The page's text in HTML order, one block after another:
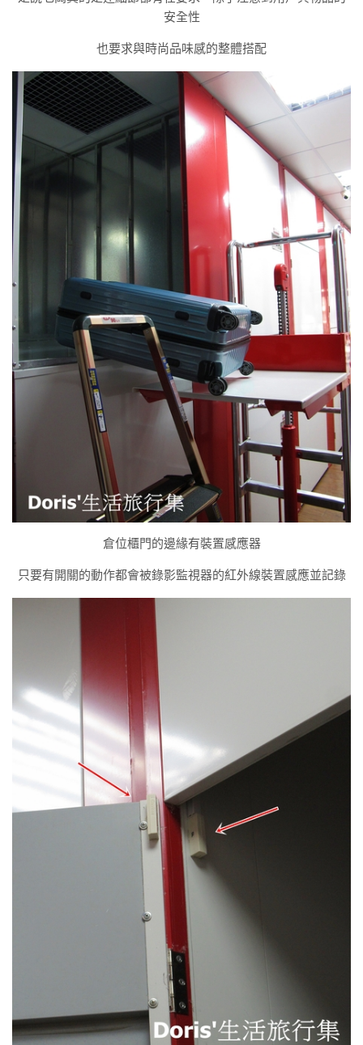
安全性
也要求與時尚品味感的整體搭配
倉位櫃門的邊緣有裝置感應器
只要有開關的動作都會被錄影監視器的紅外線裝置感應並記錄